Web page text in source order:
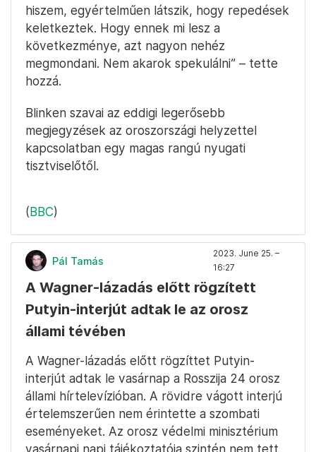
hiszem, egyértelműen látszik, hogy repedések
keletkeztek. Hogy ennek mi lesz a
következménye, azt nagyon nehéz
megmondani. Nem akarok spekulálni” – tette
hozzá.
Blinken szavai az eddigi legerősebb
megjegyzések az oroszországi helyzettel
kapcsolatban egy magas rangú nyugati
tisztviselőtől.
(BBC)
Pál Tamás
2023. June 25. –
16:27
A Wagner-lázadás előtt rögzített
Putyin-interjút adtak le az orosz
állami tévében
A Wagner-lázadás előtt rögzíttet Putyin-
interjút adtak le vasárnap a Rosszija 24 orosz
állami hírtelevízióban. A rövidre vágott interjú
értelemszerűen nem érintette a szombati
eseményeket. Az orosz védelmi minisztérium
vasárnapi napi tájékoztatója szintén nem tett